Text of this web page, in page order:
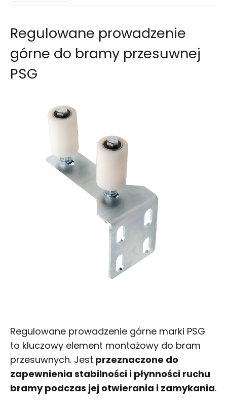
Regulowane prowadzenie
górne do bramy przesuwnej
PSG
Regulowane prowadzenie górne marki PSG
to kluczowy element montażowy do bram
przesuwnych. Jest przeznaczone do
zapewnienia stabilności i płynności ruchu
bramy podczas jej otwierania i zamykania.